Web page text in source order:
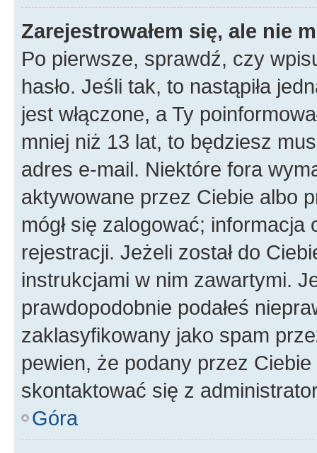
Zarejestrowałem się, ale nie
Po pierwsze, sprawdź, czy
hasło. Jeśli tak, to nastąpiła
jest włączone, a Ty
mniej niż 13 lat, to będziesz
adres e-mail. Niektóre fora
aktywowane przez Ciebie albo
mógł się zalogować;
rejestracji. Jeżeli został do
instrukcjami w nim zawartymi.
prawdopodobnie podałeś
zaklasyfikowany jako spam
pewien, że podany przez
skontaktować się z
Góra